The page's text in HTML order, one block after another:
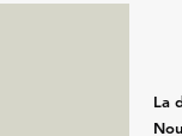
La